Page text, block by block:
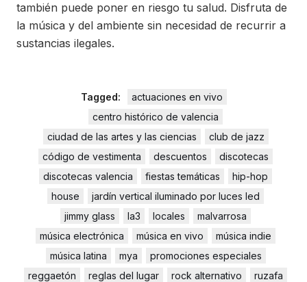
también puede poner en riesgo tu salud. Disfruta de
la música y del ambiente sin necesidad de recurrir a
sustancias ilegales.
Tagged:
actuaciones en vivo
centro histórico de valencia
ciudad de las artes y las ciencias
club de jazz
código de vestimenta
descuentos
discotecas
discotecas valencia
fiestas temáticas
hip-hop
house
jardín vertical iluminado por luces led
jimmy glass
la3 locales
malvarrosa
música electrónica
música en vivo
música indie
música latina
mya
promociones especiales
reggaetón
reglas del lugar rock alternativo
ruzafa